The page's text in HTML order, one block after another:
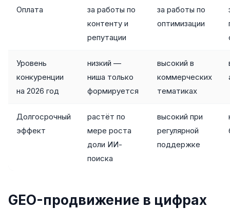
Настройка систем аналитики
Дашборды и отчёты
BI-системы
Сквозная аналитика
GEO-продвижение в нейросетях и ИИ
Оплата
за работы по
контенту и
репутации
за работы по
оптимизации
Уровень
конкуренции
на 2026 год
низкий —
ниша только
формируется
высокий в
коммерческих
тематиках
Долгосрочный
эффект
растёт по
мере роста
доли ИИ-
поиска
высокий при
регулярной
поддержке
GEO-продвижение в цифрах